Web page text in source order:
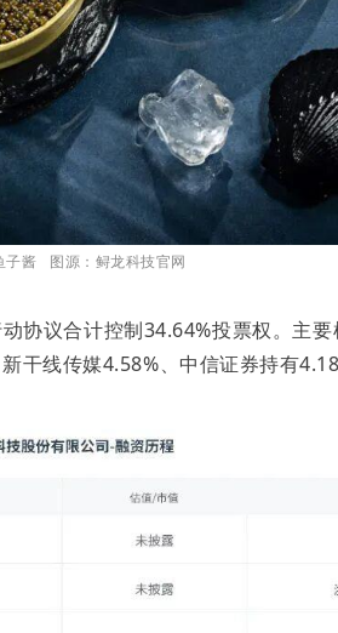
子酱 图源：鲟龙科技官网
协议合计控制34.64%投票权。主
干线传媒4.58%、中信证券持有